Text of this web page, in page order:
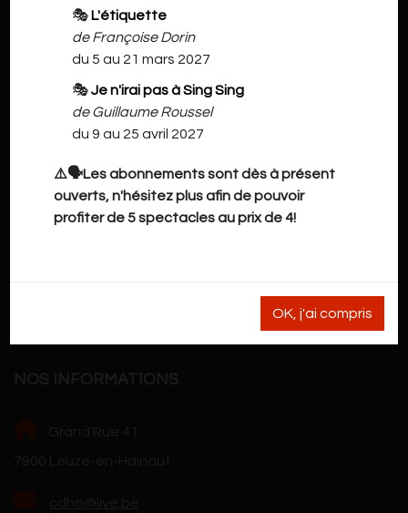
🎭 L'étiquette
de Françoise Dorin
du 5 au 21 mars 2027
🎭Je n'irai pas à Sing Sing
de Guillaume Roussel
du 9 au 25 avril 2027
⚠️🗣️Les abonnements sont dès à présent
ouverts, n'hésitez plus afin de pouvoir
profiter de 5 spectacles au prix de 4!
OK, j'ai compris